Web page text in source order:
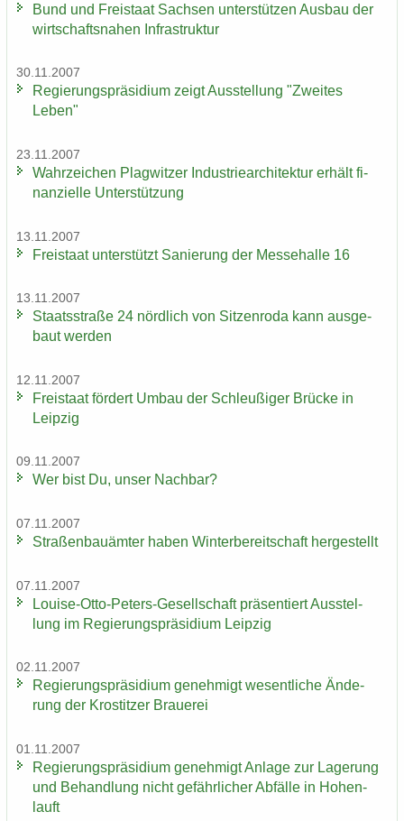
Bund und Frei­staat Sach­sen un­ter­stüt­zen Aus­bau der
wirt­schafts­na­hen In­fra­struk­tur
30.11.2007
Re­gie­rungs­prä­si­di­um zeigt Aus­stel­lung "Zwei­tes
Leben"
23.11.2007
Wahr­zei­chen Plag­wit­zer In­dus­trie­ar­chi­tek­tur er­hält fi­
nan­zi­el­le Un­ter­stüt­zung
13.11.2007
Frei­staat un­ter­stützt Sa­nie­rung der Mes­se­hal­le 16
13.11.2007
Staats­stra­ße 24 nörd­lich von Sit­zen­ro­da kann aus­ge­
baut wer­den
12.11.2007
Frei­staat för­dert Umbau der Schleu­ßi­ger Brü­cke in
Leip­zig
09.11.2007
Wer bist Du, unser Nach­bar?
07.11.2007
Stra­ßen­bau­äm­ter haben Win­ter­be­reit­schaft her­ge­stellt
07.11.2007
Louise-​Otto-Peters-Gesellschaft prä­sen­tiert Aus­stel­
lung im Re­gie­rungs­prä­si­di­um Leip­zig
02.11.2007
Re­gie­rungs­prä­si­di­um ge­neh­migt we­sent­li­che Än­de­
rung der Krostit­zer Braue­rei
01.11.2007
Re­gie­rungs­prä­si­di­um ge­neh­migt An­la­ge zur La­ge­rung
und Be­hand­lung nicht ge­fähr­li­cher Ab­fäl­le in Ho­hen­
lauft